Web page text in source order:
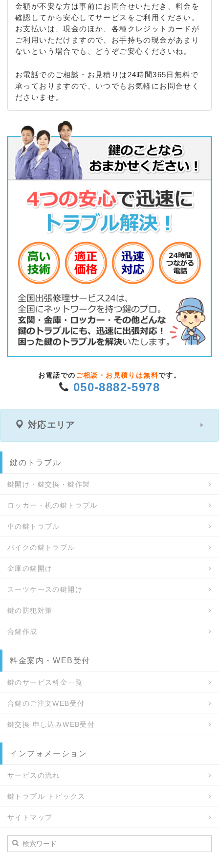
金額が不安な方は事前にお問合せいただき、料金を
確認してから安心してサービスをご利用ください。
お支払いは、現金のほか、各種クレジットカードが
ご利用いただけますので、お手持ちの現金があまり
ないという場合でも、どうぞご安心くださいね。
お電話でのご相談・お見積りは24時間365日無料で
承っておりますので、いつでもお気軽にお問合せく
ださいませ。
お電話での ご相談・お見積りは無料です。
050-8882-5978
対応エリア
鍵のトラブル
鍵開け・鍵交換・鍵作製
ロッカー・机の鍵トラブル
車の鍵トラブル
バイクの鍵トラブル
金庫の鍵開け
スーツケースの鍵開け
鍵の防犯対策
合鍵作成
料金案内・WEB受付
鍵のサービス料金一覧
合鍵のご注文WEB受付
鍵交換 申し込みWEB受付
インフォメーション
サービスの流れ
鍵トラブル トピックス
サイトマップ